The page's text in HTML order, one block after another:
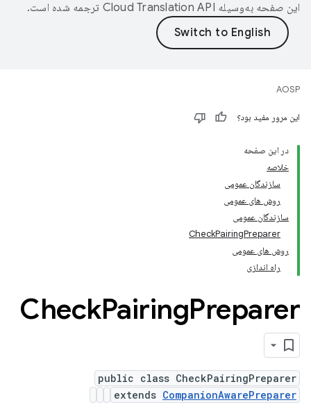
این صفحه به‌وسیله ترجمه شده است.
AOSP
این مرور مفید بود؟
در این صفحه
خلاصه
سازندگان عمومی
روش های عمومی
سازندگان عمومی
CheckPairingPreparer
روش های عمومی
راه اندازی
CheckPairingPreparer
public class CheckPairingPreparer
extends CompanionAwarePreparer